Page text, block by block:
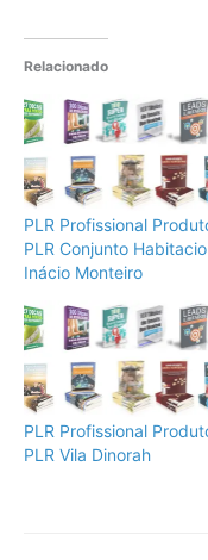
Relacionado
PLR Profissional
PLR Conjunto
Inácio Monteiro
PLR Profissional
PLR Vila Dinorah